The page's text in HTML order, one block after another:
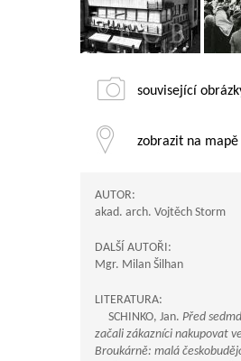
související
zobrazit na mapě
AUTOR:
akad. arch. Vojtěch Storm
DALŠÍ AUTOŘI:
Mgr. Milan Šilhan
LITERATURA:
SCHINKO, Jan. Před
začali zákazníci nakupovat
Broukárně: malá